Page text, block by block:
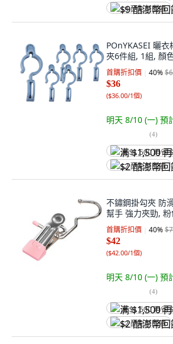
$9 酷澎幣回饋
POnYKASEI 曬
夾6件組, 1組, 顏
首購折扣價 40%
$36
($36.00/1個)
明天 8/10 (一) 預
(4)
满 $1,500 再省
$2 酷澎幣回饋
不鏽鋼掛勾夾 防
幫手 強力夾勁,
首購折扣價 40%
$42
($42.00/1個)
明天 8/10 (一) 預
(4)
满 $1,500 再省
$2 酷澎幣回饋